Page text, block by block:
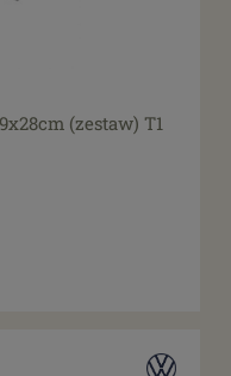
(zestaw) T1